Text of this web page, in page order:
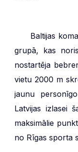
Baltijas
grupā, kas
nostartēja
vietu 2000 m
jaunu
Latvijas izlasei
maksimālie
no Rīgas sporta